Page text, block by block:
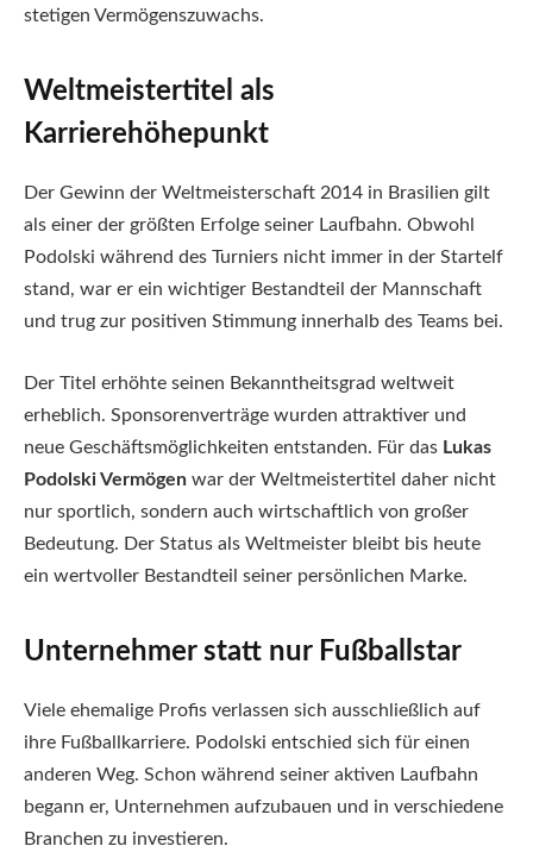
stetigen Vermögenszuwachs.
Weltmeistertitel als
Karrierehöhepunkt
Der Gewinn der Weltmeisterschaft 2014 in Brasilien gilt
als einer der größten Erfolge seiner Laufbahn. Obwohl
Podolski während des Turniers nicht immer in der Startelf
stand, war er ein wichtiger Bestandteil der Mannschaft
und trug zur positiven Stimmung innerhalb des Teams bei.
Der Titel erhöhte seinen Bekanntheitsgrad weltweit
erheblich. Sponsorenverträge wurden attraktiver und
neue Geschäftsmöglichkeiten entstanden. Für das Lukas
Podolski Vermögen war der Weltmeistertitel daher nicht
nur sportlich, sondern auch wirtschaftlich von großer
Bedeutung. Der Status als Weltmeister bleibt bis heute
ein wertvoller Bestandteil seiner persönlichen Marke.
Unternehmer statt nur Fußballstar
Viele ehemalige Profis verlassen sich ausschließlich auf
ihre Fußballkarriere. Podolski entschied sich für einen
anderen Weg. Schon während seiner aktiven Laufbahn
begann er, Unternehmen aufzubauen und in verschiedene
Branchen zu investieren.